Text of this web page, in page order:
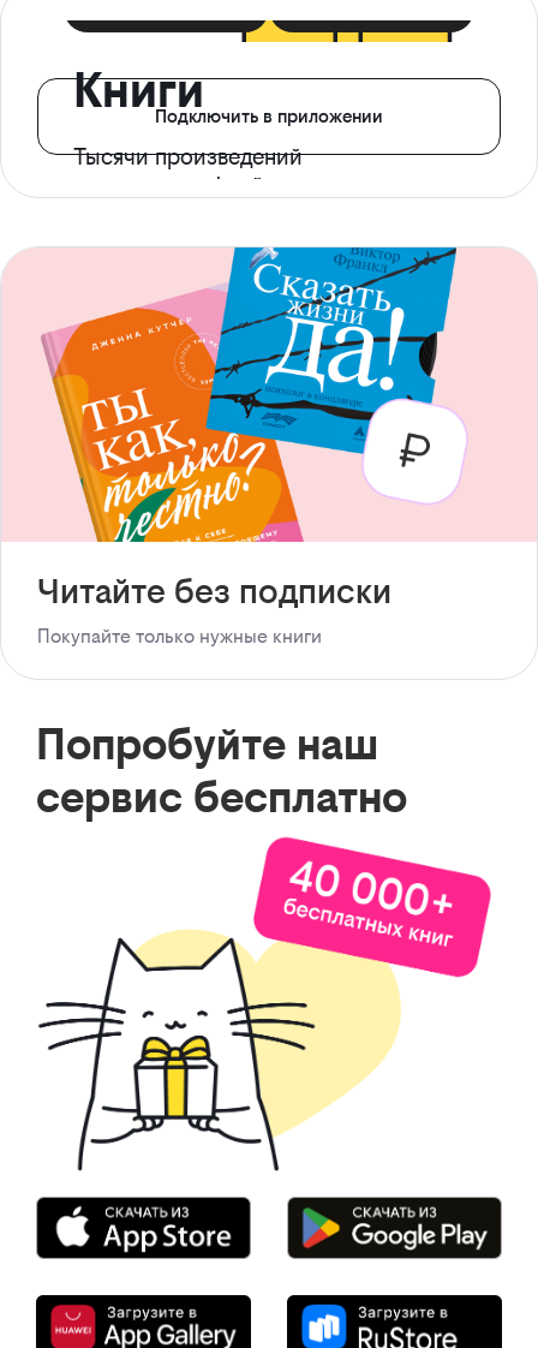
Книги
Тысячи произведений
с доступом офлайн
Подключить в приложении
Читайте без подписки
Покупайте только нужные книги
Попробуйте наш
сервис бесплатно